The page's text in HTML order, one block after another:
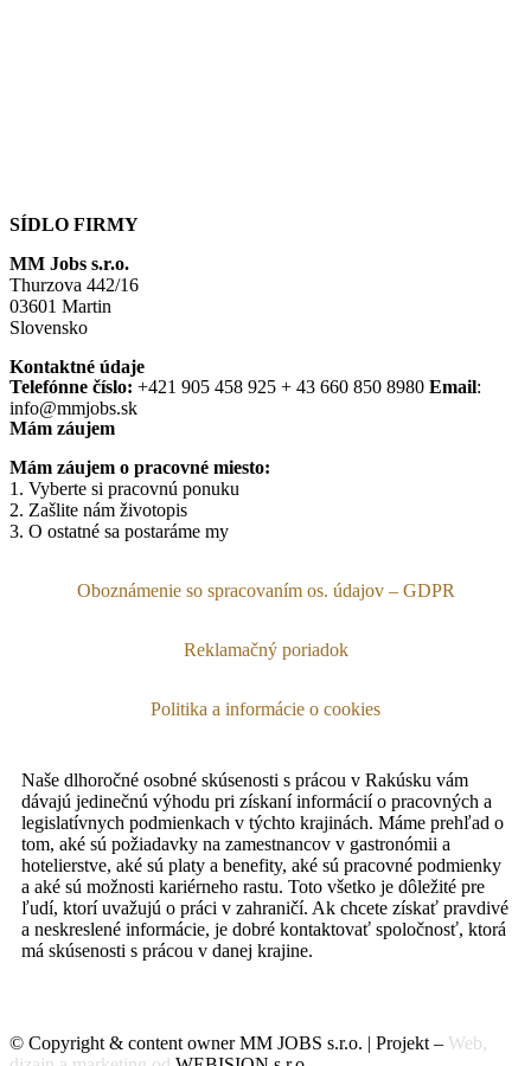
SÍDLO FIRMY
MM Jobs s.r.o.
Thurzova 442/16
03601 Martin
Slovensko
Kontaktné údaje
Telefónne číslo: +421 905 458 925 + 43 660 850 8980 Email:
info@mmjobs.sk
Mám záujem
Mám záujem o pracovné miesto:
1. Vyberte si pracovnú ponuku
2. Zašlite nám životopis
3. O ostatné sa postaráme my
Oboznámenie so spracovaním os. údajov – GDPR
Reklamačný poriadok
Politika a informácie o cookies
Naše dlhoročné osobné skúsenosti s prácou v Rakúsku vám
dávajú jedinečnú výhodu pri získaní informácií o pracovných a
legislatívnych podmienkach v týchto krajinách. Máme prehľad o
tom, aké sú požiadavky na zamestnancov v gastronómii a
hotelierstve, aké sú platy a benefity, aké sú pracovné podmienky
a aké sú možnosti kariérneho rastu. Toto všetko je dôležité pre
ľudí, ktorí uvažujú o práci v zahraničí. Ak chcete získať pravdivé
a neskreslené informácie, je dobré kontaktovať spoločnosť, ktorá
má skúsenosti s prácou v danej krajine.
© Copyright & content owner MM JOBS s.r.o. | Projekt – Web,